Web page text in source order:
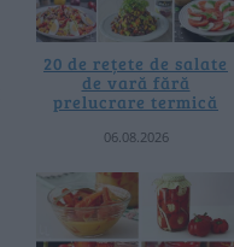
20 de rețete de salate
de vară fără
prelucrare termică
06.08.2026